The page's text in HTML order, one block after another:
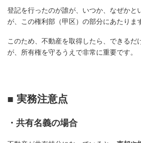
登記を行ったのが誰が、いつか、なぜかと
が、この権利部（甲区）の部分にあたりま
このため、不動産を取得したら、できるだ
が、所有権を守るうえで非常に重要です。
■ 実務注意点
・共有名義の場合